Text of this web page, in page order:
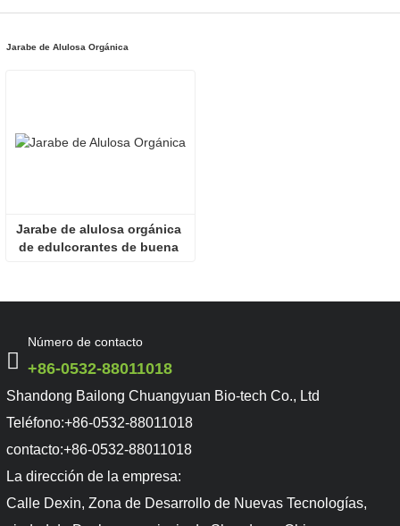
Jarabe de Alulosa Orgánica
Jarabe de alulosa orgánica
de edulcorantes de buena
Número de contacto
+86-0532-88011018
Shandong Bailong Chuangyuan Bio-tech Co., Ltd
Teléfono:+86-0532-88011018
contacto:+86-0532-88011018
La dirección de la empresa:
Calle Dexin, Zona de Desarrollo de Nuevas Tecnologías,